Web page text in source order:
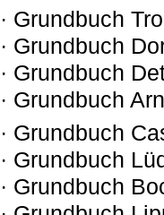
· Grundbuch
· Grundbuch
· Grundbuch
· Grundbuch
· Grundbuch
· Grundbuch
· Grundbuch